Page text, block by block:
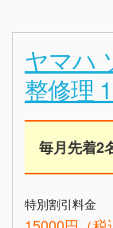
ヤマハ
整修理
毎月先着2
特別割引料金